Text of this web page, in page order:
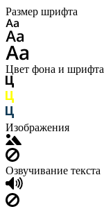
Размер шрифта
Цвет фона и шрифта
Изображения
Озвучивание текста